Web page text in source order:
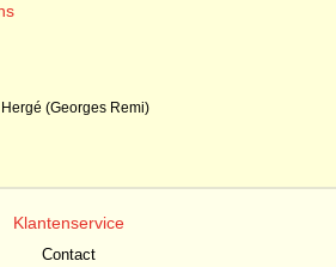
Hergé (Georges Remi)
Klantenservice
Contact